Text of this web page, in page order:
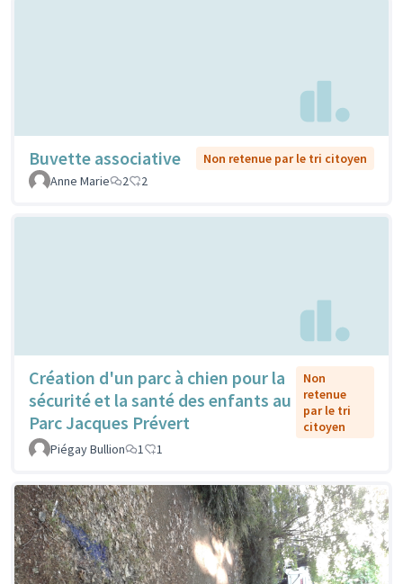
Buvette associative
Non retenue par le tri citoyen
Anne Marie
2 2
Création d'un parc à chien pour la
sécurité et la santé des enfants au
Parc Jacques Prévert
Non
retenue
par le tri
citoyen
Piégay Bullion
1 1